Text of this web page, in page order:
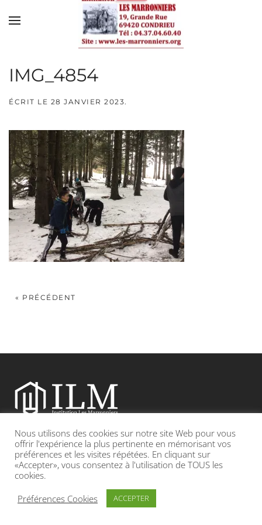
Skip to main content
IMG_4854
ÉCRIT LE 28 JANVIER 2023.
« PRÉCÉDENT
Etablissement catholique sous contrat d’association avec l’Etat
Adresse : 19, Grande rue 69420 CONDRIEU
INFOS LÉGALES POLITIQUE DE CONFIDENTIALITÉ
Nous utilisons des cookies sur notre site Web pour vous
offrir l'expérience la plus pertinente en mémorisant vos
préférences et les visites répétées. En cliquant sur
«Accepter», vous consentez à l'utilisation de TOUS les
cookies.
Préférences Cookies
ACCEPTER